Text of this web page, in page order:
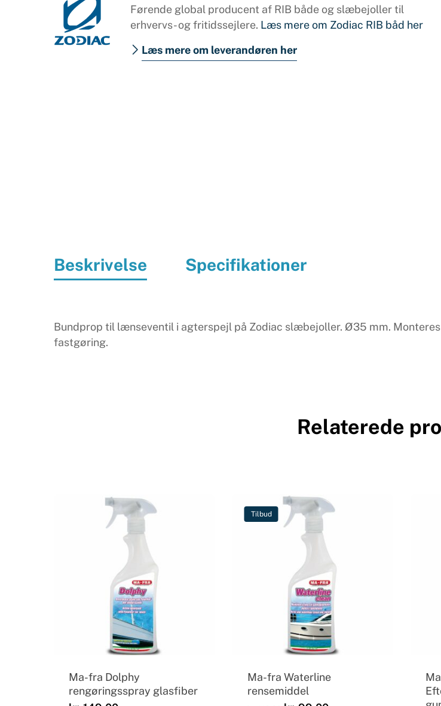
Førende global producent af RIB både og slæbejoller til
erhvervs- og fritidssejlere. Læs mere om Zodiac RIB båd her
Læs mere om leverandøren her
Beskrivelse Specifikationer
Bundprop til lænseventil i agterspejl på Zodiac slæbejoller. Ø35 mm.
fastgøring.
Relaterede
Ma-fra Dolphy
rengøringsspray glasfiber
Tilbud
Ma-fra Waterline
rensemiddel